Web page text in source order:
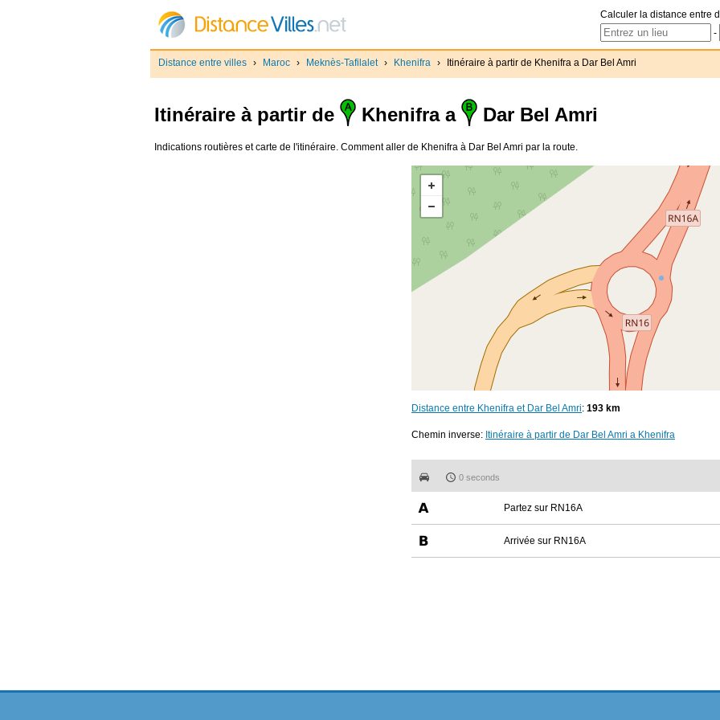
Calculer la distance entre
-
Distance entre villes › Maroc › Meknès-Tafilalet › Khenifra › Itinéraire à partir de Khenifra a Dar Bel Amri
Itinéraire à partir de Khenifra a Dar Bel Amri
Indications routières et carte de l'itinéraire. Comment aller de Khenifra à Dar Bel Amri par la route.
Distance entre Khenifra et Dar Bel Amri: 193 km
Chemin inverse: Itinéraire à partir de Dar Bel Amri a Khenifra
0 seconds
Partez sur RN16A
Arrivée sur RN16A